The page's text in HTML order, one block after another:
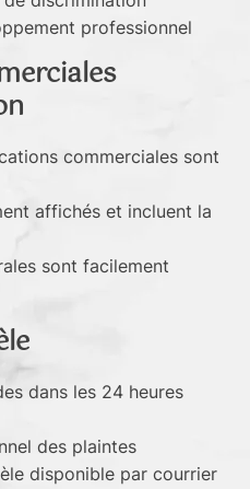
professionnel
commerciales sont
affichés et incluent la
sont facilement
dans les 24 heures
des plaintes
disponible par courrier